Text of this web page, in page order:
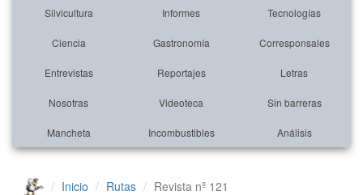
Silvicultura Informes Tecnologías
Ciencia Gastronomía Corresponsales
Entrevistas Reportajes Letras
Nosotras Videoteca Sin barreras
Mancheta Incombustibles Análisis
Inicio Rutas Revista nº 121